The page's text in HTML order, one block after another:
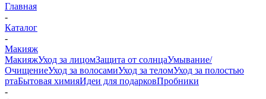
Главная
-
Каталог
-
Макияж
МакияжУход за лицомЗащита от солнцаУмывание/
ОчищениеУход за волосамиУход за теломУход за полостью
ртаБытовая химияИдеи для подарковПробники
-